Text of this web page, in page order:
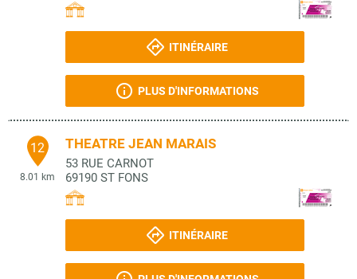
ITINÉRAIRE
PLUS D'INFORMATIONS
12
8.01 km
THEATRE JEAN MARAIS
53 RUE CARNOT
69190 ST FONS
ITINÉRAIRE